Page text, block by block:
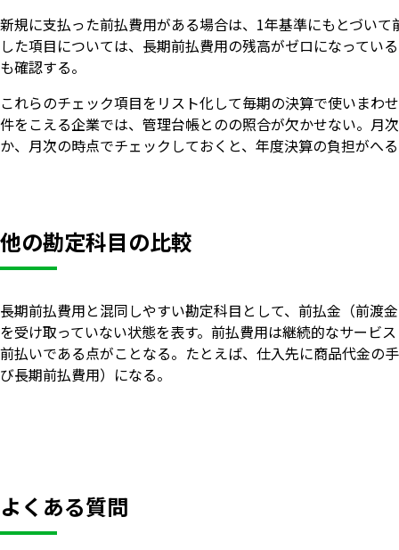
新規に支払った前払費用がある場合は、1年基準にもとづい
した項目については、長期前払費用の残高がゼロになってい
も確認する。
これらのチェック項目をリスト化して毎期の決算で使いまわ
件をこえる企業では、管理台帳とのの照合が欠かせない。月
か、月次の時点でチェックしておくと、年度決算の負担がへ
他の勘定科目の比較
長期前払費用と混同しやすい勘定科目として、前払金（前渡
を受け取っていない状態を表す。前払費用は継続的なサービ
前払いである点がことなる。たとえば、仕入先に商品代金の
び長期前払費用）になる。
よくある質問